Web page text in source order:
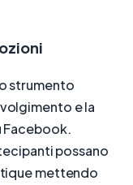
strumento
e la
Facebook.
possano
mettendo